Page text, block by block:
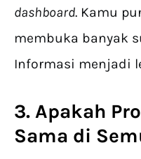
dashboard. Kamu
membuka banyak
Informasi menjadi
3. Apakah
Sama di